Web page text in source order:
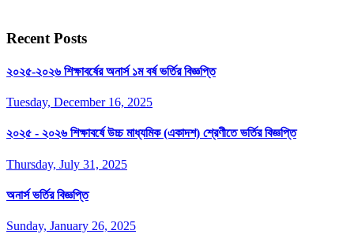
Recent Posts
২০২৫-২০২৬ শিক্ষাবর্ষের অনার্স ১ম বর্ষ ভর্তির বিজ্ঞপ্তি
Tuesday, December 16, 2025
২০২৫ - ২০২৬ শিক্ষাবর্ষে উচ্চ মাধ্যমিক (একাদশ) শ্রেণীতে ভর্তির বিজ্ঞপ্তি
Thursday, July 31, 2025
অনার্স ভর্তির বিজ্ঞপ্তি
Sunday, January 26, 2025